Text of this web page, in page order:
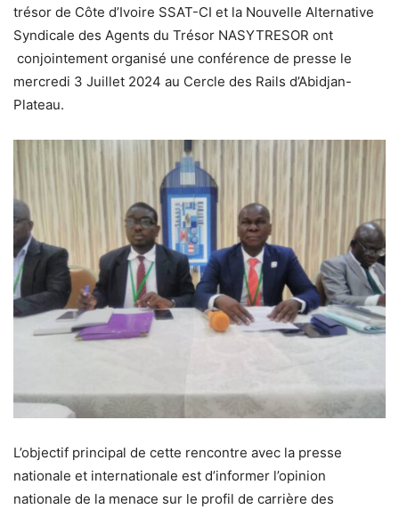
trésor de Côte d’Ivoire SSAT-CI et la Nouvelle Alternative
Syndicale des Agents du Trésor NASYTRESOR ont
conjointement organisé une conférence de presse le
mercredi 3 Juillet 2024 au Cercle des Rails d’Abidjan-
Plateau.
L’objectif principal de cette rencontre avec la presse
nationale et internationale est d’informer l’opinion
nationale de la menace sur le profil de carrière des